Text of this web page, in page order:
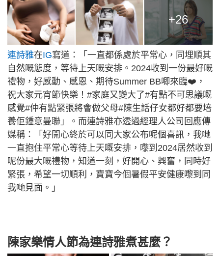
+26
連詩雅在IG寫道：「一直都係處於平常心，同埋順其
自然嘅態度，等待上天嘅安排。2024收到一份最好嘅
禮物，好感動、感恩、期待Summer BB唧來臨❤️，
祝大家元宵節快樂！#家庭又變大了#有點不可思議嘅
感覺#仲有點緊張將會做父母#陳生話仔女都好都要培
養佢鍾意曼聯」。而連詩雅亦透過經理人公司回應傳
媒稱：「好開心終於可以同大家公布呢個喜訊，我哋
一直抱住平常心等待上天嘅安排，嚟到2024居然收到
呢份最大嘅禮物，知道一刻，好開心、興奮，同時好
緊張，希望一切順利，寶寶今個暑假平安健康嚟到同
我哋見面。」
陳家樂情人節為連詩雅煮甚麼？